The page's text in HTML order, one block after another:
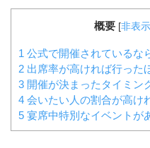
概要 [非表示
1 公式で開催されているな
2 出席率が高ければ行った
3 開催が決まったタイミン
4 会いたい人の割合が高け
5 宴席中特別なイベントが